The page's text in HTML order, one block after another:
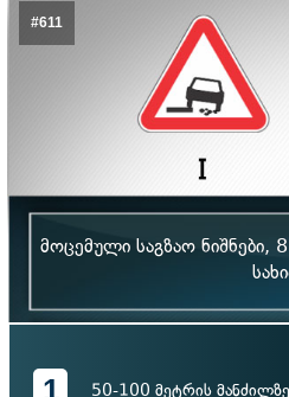
#611
მოცემული საგზაო ნიშნები,
1 50-100 მეტრის მანძილზე